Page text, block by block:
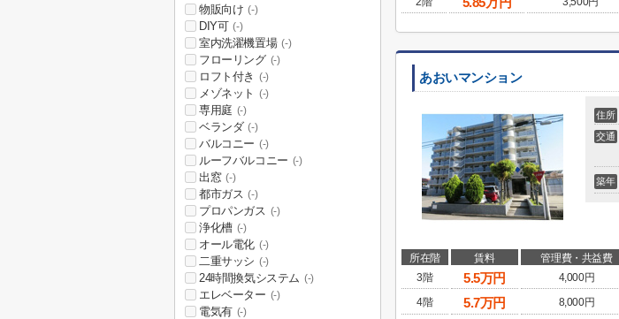
あおいマンション
住所
交通
築年
所在階 賃料 管理費・共益費
3階
5.5万円 4,000円
4階
5.7万円 8,000円
物販向け (-)
DIY可 (-)
室内洗濯機置場 (-)
フローリング (-)
ロフト付き (-)
メゾネット (-)
専用庭 (-)
ベランダ (-)
バルコニー (-)
ルーフバルコニー (-)
出窓 (-)
都市ガス (-)
プロパンガス (-)
浄化槽 (-)
オール電化 (-)
二重サッシ (-)
24時間換気システム (-)
エレベーター (-)
電気有 (-)